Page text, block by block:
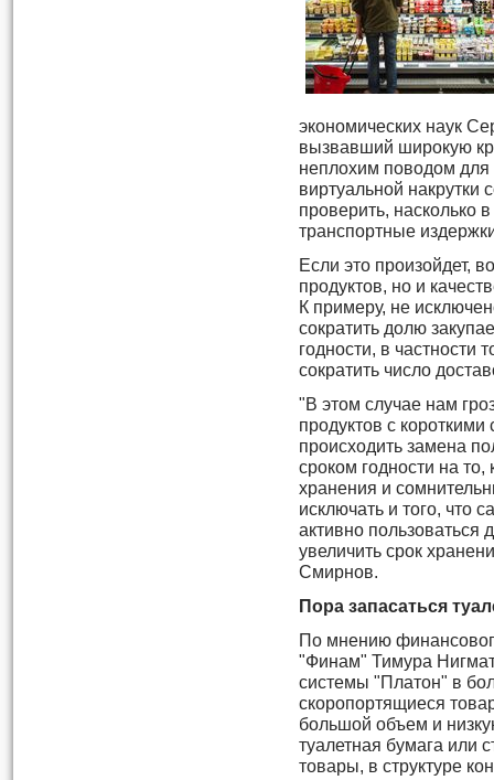
экономических наук
вызвавший широкую
неплохим поводом для
виртуальной накрутки
проверить, насколько
транспортные
Если это произойдет,
продуктов, но и
К примеру, не
сократить долю
годности, в частности
сократить число
"В этом случае нам
продуктов с
происходить замена
сроком годности на то,
хранения и
исключать и того, что
активно
увеличить срок
Смирнов.
Пора запасаться
По мнению
"Финам" Тимура
системы "Платон" в
скоропортящиеся
большой объем и
туалетная бумага или
товары, в структуре